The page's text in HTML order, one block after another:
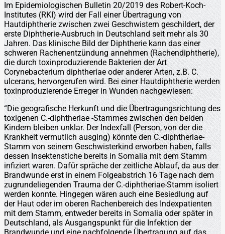
Im Epidemiologischen Bulletin 20/2019 des Robert-Koch-
Institutes (RKI) wird der Fall einer Übertragung von
Hautdiphtherie zwischen zwei Geschwistern geschildert, der
erste Diphtherie-Ausbruch in Deutschland seit mehr als 30
Jahren. Das klinische Bild der Diphtherie kann das einer
schweren Rachenentzündung annehmen (Rachendiphtherie),
die durch toxinproduzierende Bakterien der Art
Corynebacterium diphtheriae oder anderer Arten, z.B. C.
ulcerans, hervorgerufen wird. Bei einer Hautdiphtherie werden
toxinproduzierende Erreger in Wunden nachgewiesen:
“Die geografische Herkunft und die Übertragungsrichtung des
toxigenen C.-diphtheriae -Stammes zwischen den beiden
Kindern bleiben unklar. Der Indexfall (Person, von der die
Krankheit vermutlich ausging) könnte den C.-diphtheriae-
Stamm von seinem Geschwisterkind erworben haben, falls
dessen Insektenstiche bereits in Somalia mit dem Stamm
infiziert waren. Dafür spräche der zeitliche Ablauf, da aus der
Brandwunde erst in einem Folgeabstrich 16 Tage nach dem
zugrundeliegenden Trauma der C.-diphtheriae-Stamm isoliert
werden konnte. Hingegen wären auch eine Besiedlung auf
der Haut oder im oberen Rachenbereich des Indexpatienten
mit dem Stamm, entweder bereits in Somalia oder später in
Deutschland, als Ausgangspunkt für die Infektion der